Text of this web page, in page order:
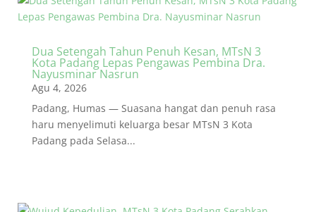
Dua Setengah Tahun Penuh Kesan, MTsN 3
Kota Padang Lepas Pengawas Pembina Dra.
Nayusminar Nasrun
Agu 4, 2026
Padang, Humas — Suasana hangat dan penuh rasa
haru menyelimuti keluarga besar MTsN 3 Kota
Padang pada Selasa...